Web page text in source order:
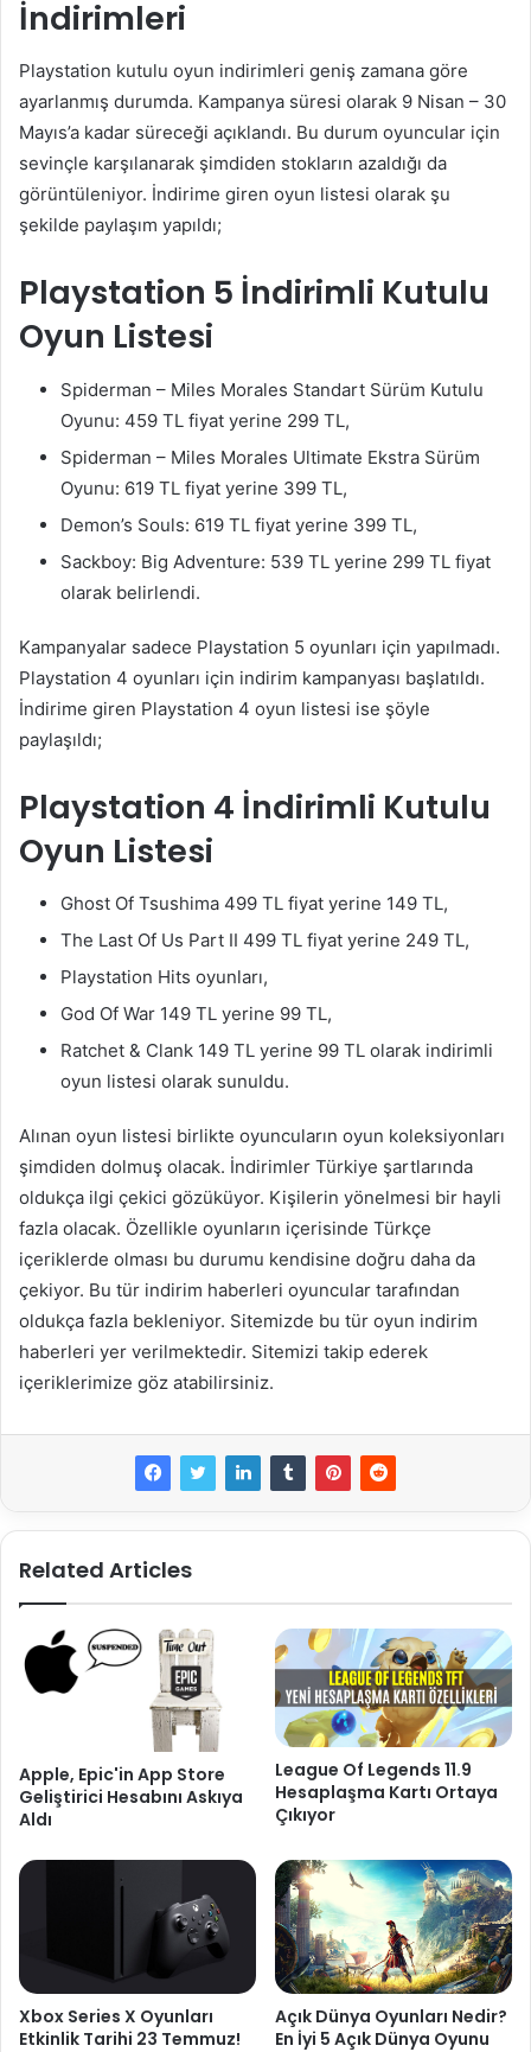
İndirimleri
Playstation kutulu oyun indirimleri geniş zamana göre
ayarlanmış durumda. Kampanya süresi olarak 9 Nisan – 30
Mayıs’a kadar süreceği açıklandı. Bu durum oyuncular için
sevinçle karşılanarak şimdiden stokların azaldığı da
görüntüleniyor. İndirime giren oyun listesi olarak şu
şekilde paylaşım yapıldı;
Playstation 5 İndirimli Kutulu
Oyun Listesi
Spiderman – Miles Morales Standart Sürüm Kutulu
Oyunu: 459 TL fiyat yerine 299 TL,
Spiderman – Miles Morales Ultimate Ekstra Sürüm
Oyunu: 619 TL fiyat yerine 399 TL,
Demon’s Souls: 619 TL fiyat yerine 399 TL,
Sackboy: Big Adventure: 539 TL yerine 299 TL fiyat
olarak belirlendi.
Kampanyalar sadece Playstation 5 oyunları için yapılmadı.
Playstation 4 oyunları için indirim kampanyası başlatıldı.
İndirime giren Playstation 4 oyun listesi ise şöyle
paylaşıldı;
Playstation 4 İndirimli Kutulu
Oyun Listesi
Ghost Of Tsushima 499 TL fiyat yerine 149 TL,
The Last Of Us Part II 499 TL fiyat yerine 249 TL,
Playstation Hits oyunları,
God Of War 149 TL yerine 99 TL,
Ratchet & Clank 149 TL yerine 99 TL olarak indirimli
oyun listesi olarak sunuldu.
Alınan oyun listesi birlikte oyuncuların oyun koleksiyonları
şimdiden dolmuş olacak. İndirimler Türkiye şartlarında
oldukça ilgi çekici gözüküyor. Kişilerin yönelmesi bir hayli
fazla olacak. Özellikle oyunların içerisinde Türkçe
içeriklerde olması bu durumu kendisine doğru daha da
çekiyor. Bu tür indirim haberleri oyuncular tarafından
oldukça fazla bekleniyor. Sitemizde bu tür oyun indirim
haberleri yer verilmektedir. Sitemizi takip ederek
içeriklerimize göz atabilirsiniz.
Related Articles
Apple, Epic'in App Store
Geliştirici Hesabını Askıya
Aldı
League Of Legends 11.9
Hesaplaşma Kartı Ortaya
Çıkıyor
Xbox Series X Oyunları
Etkinlik Tarihi 23 Temmuz!
Açık Dünya Oyunları Nedir?
En İyi 5 Açık Dünya Oyunu